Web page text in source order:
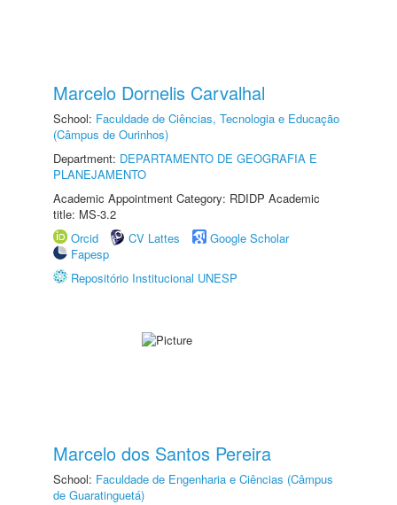
Marcelo Dornelis Carvalhal
School: Faculdade de Ciências, Tecnologia e Educação
(Câmpus de Ourinhos)
Department: DEPARTAMENTO DE GEOGRAFIA E
PLANEJAMENTO
Academic Appointment Category: RDIDP Academic
title: MS-3.2
Orcid
CV Lattes
Google Scholar
Fapesp
Repositório Institucional UNESP
Marcelo dos Santos Pereira
School: Faculdade de Engenharia e Ciências (Câmpus
de Guaratinguetá)